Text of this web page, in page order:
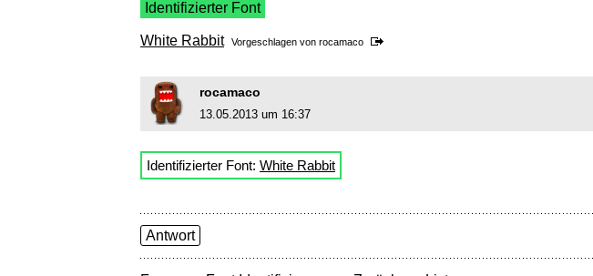
Identifizierter Font
White Rabbit Vorgeschlagen von rocamaco
rocamaco
13.05.2013 um 16:37
Identifizierter Font: White Rabbit
Antwort